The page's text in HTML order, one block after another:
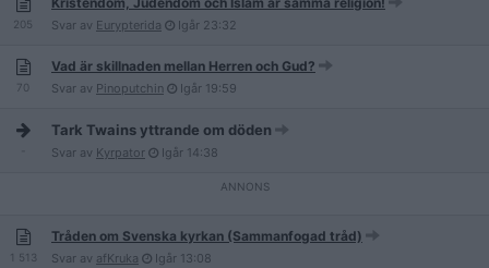
205 Svar av Eurypterida Igår 23:32
70
Vad är skillnaden mellan Herren och Gud?
Svar av Pinoputchin Igår 19:59
Tark Twains yttrande om döden
Svar av Kyrpator Igår 14:38
1 513
Tråden om Svenska kyrkan (Sammanfogad tråd)
Svar av afKruka Igår 13:08